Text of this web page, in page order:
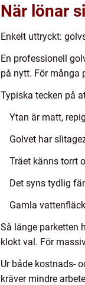
När lönar
Enkelt uttryckt:
En professionell
på nytt. För många
Typiska tecken på
Ytan är matt,
Golvet har
Träet känns torrt
Det syns tydlig
Gamla
Så länge parketten
klokt val. För
Ur både kostnads-
kräver mindre